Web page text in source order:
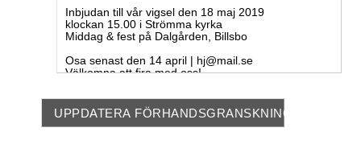
UPPDATERA FÖRHANDSGRANSKNING